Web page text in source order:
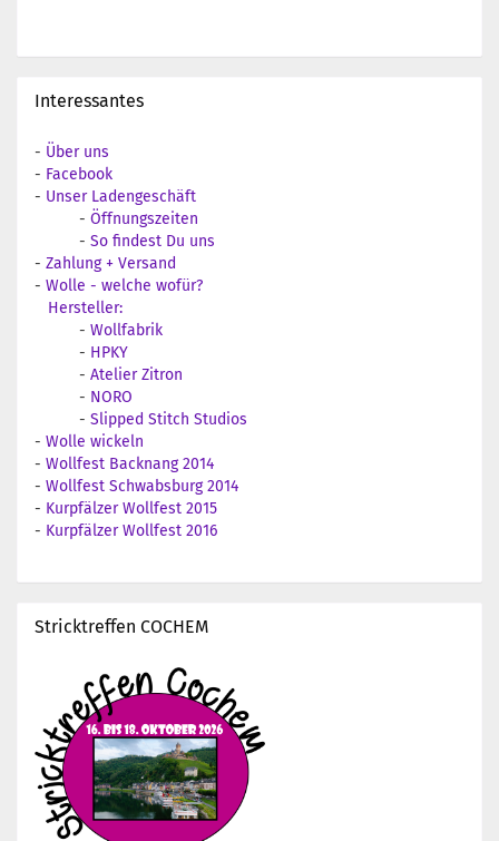
Interessantes
- Über uns
- Facebook
- Unser Ladengeschäft
- Öffnungszeiten
- So findest Du uns
- Zahlung + Versand
- Wolle - welche wofür?
Hersteller:
- Wollfabrik
- HPKY
- Atelier Zitron
- NORO
- Slipped Stitch Studios
- Wolle wickeln
- Wollfest Backnang 2014
- Wollfest Schwabsburg 2014
- Kurpfälzer Wollfest 2015
- Kurpfälzer Wollfest 2016
Stricktreffen COCHEM